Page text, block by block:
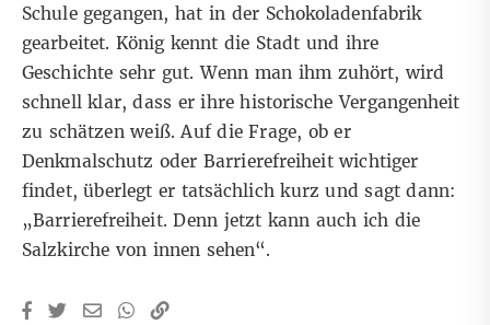
Schule gegangen, hat in der Schokoladenfabrik
gearbeitet. König kennt die Stadt und ihre
Geschichte sehr gut. Wenn man ihm zuhört, wird
schnell klar, dass er ihre historische Vergangenheit
zu schätzen weiß. Auf die Frage, ob er
Denkmalschutz oder Barrierefreiheit wichtiger
findet, überlegt er tatsächlich kurz und sagt dann:
„Barrierefreiheit. Denn jetzt kann auch ich die
Salzkirche von innen sehen“.